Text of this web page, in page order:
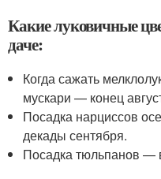
Какие луковичные
даче:
Когда сажать
мускари — конец
Посадка нарциссов
декады сентября.
Посадка тюльпанов —